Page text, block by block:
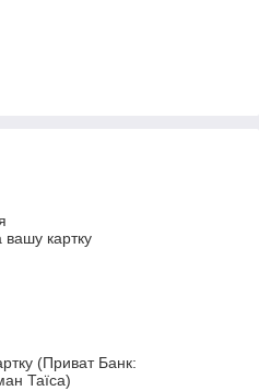
вашу картку
(Приват Банк:
Таїса)